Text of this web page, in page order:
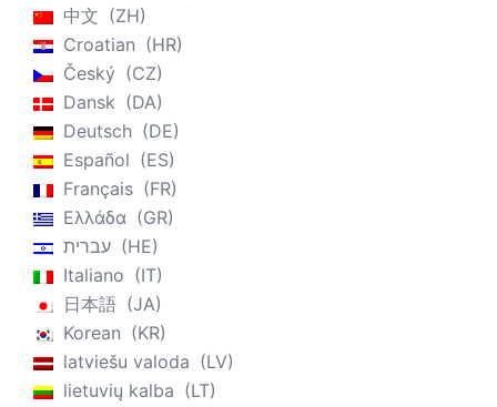
中文
ZH
Croatian
HR
Český
CZ
Dansk
DA
Deutsch
DE
Español
ES
Français
FR
Ελλάδα
GR
עברית
HE
Italiano
IT
日本語
JA
Korean
KR
latviešu valoda
LV
lietuvių kalba
LT